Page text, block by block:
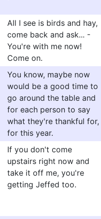
All I see is birds and hay,
come back and ask... -
You're with me now!
Come on.
You know, maybe now
would be a good time to
go around the table and
for each person to say
what they're thankful for,
for this year.
If you don't come
upstairs right now and
take it off me, you're
getting Jeffed too.